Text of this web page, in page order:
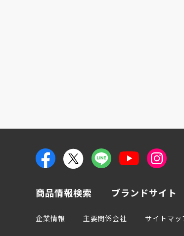
商品情報検索 ブランドサイト
企業情報 主要関係会社 サイトマッ